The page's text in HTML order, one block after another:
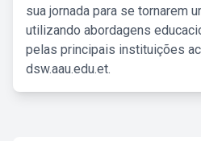
sua jornada para se tornarem
utilizando abordagens
pelas principais instituições
dsw.aau.edu.et.